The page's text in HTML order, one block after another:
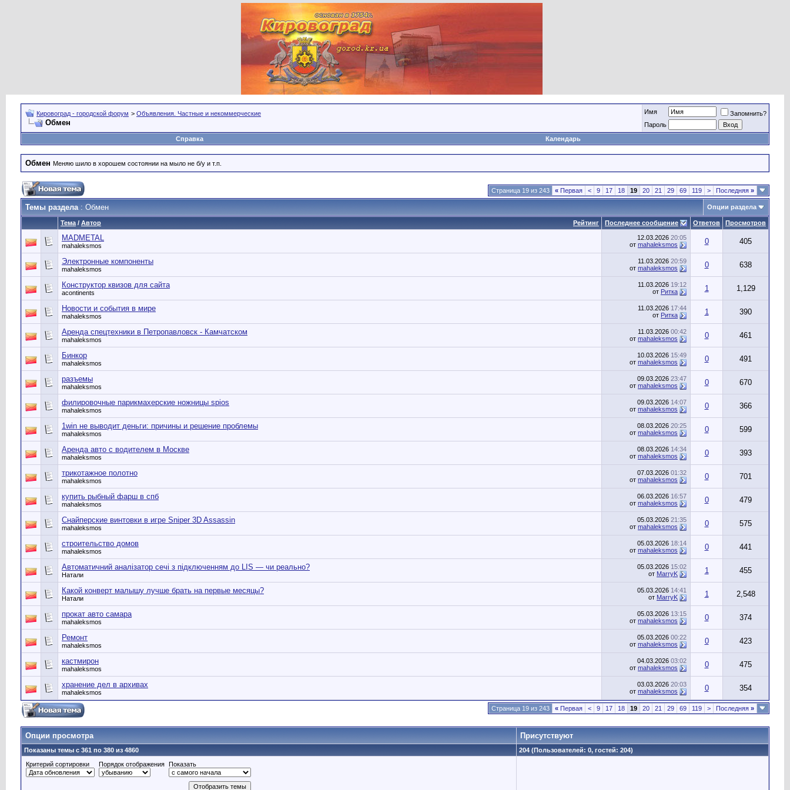
Кировоград - городской форум > Объявления. Частные и некоммерческие
Обмен
Имя
Запомнить?
Пароль
Справка
Календарь
Обмен Меняю шило в хорошем состоянии на мыло не б/у и т.п.
Страница 19 из 243 « Первая < 9 17 18 19 20 21 29 69 119 > Последняя »
Темы раздела: Обмен Опции раздела
Рейтинг
Тема / Автор Последнее сообщение Ответов Просмотров
MADMETAL
mahaleksmos
12.03.2026 20:05
от mahaleksmos 0 405
Электронные компоненты
mahaleksmos
11.03.2026 20:59
от mahaleksmos 0 638
Конструктор квизов для сайта
acontinents
11.03.2026 19:12
от Ритка 1 1,129
Новости и события в мире
mahaleksmos
11.03.2026 17:44
от Ритка 1 390
Аренда спецтехники в Петропавловск - Камчатском
mahaleksmos
11.03.2026 00:42
от mahaleksmos 0 461
Бинкор
mahaleksmos
10.03.2026 15:49
от mahaleksmos 0 491
разъемы
mahaleksmos
09.03.2026 23:47
от mahaleksmos 0 670
филировочные парикмахерские ножницы spios
mahaleksmos
09.03.2026 14:07
от mahaleksmos 0 366
1win не выводит деньги: причины и решение проблемы
mahaleksmos
08.03.2026 20:25
от mahaleksmos 0 599
Аренда авто с водителем в Москве
mahaleksmos
08.03.2026 14:34
от mahaleksmos 0 393
трикотажное полотно
mahaleksmos
07.03.2026 01:32
от mahaleksmos 0 701
купить рыбный фарш в спб
mahaleksmos
06.03.2026 16:57
от mahaleksmos 0 479
Снайперские винтовки в игре Sniper 3D Assassin
mahaleksmos
05.03.2026 21:35
от mahaleksmos 0 575
строительство домов
mahaleksmos
05.03.2026 18:14
от mahaleksmos 0 441
Автоматичний аналізатор сечі з підключенням до LIS — чи реально?
Натали
05.03.2026 15:02
от MarryK 1 455
Какой конверт малышу лучше брать на первые месяцы?
Натали
05.03.2026 14:41
от MarryK 1 2,548
прокат авто самара
mahaleksmos
05.03.2026 13:15
от mahaleksmos 0 374
Ремонт
mahaleksmos
05.03.2026 00:22
от mahaleksmos 0 423
кастмирон
mahaleksmos
04.03.2026 03:02
от mahaleksmos 0 475
хранение дел в архивах
mahaleksmos
03.03.2026 20:03
от mahaleksmos 0 354
Страница 19 из 243 « Первая < 9 17 18 19 20 21 29 69 119 > Последняя »
Опции просмотра Присутствуют
Показаны темы с 361 по 380 из 4860
204 (Пользователей: 0, гостей: 204)
Критерий сортировки
Порядок отображения Показать